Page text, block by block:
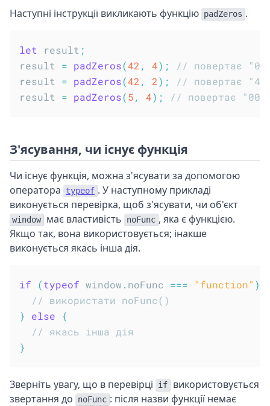
Наступні інструкції викликають функцію padZeros .
let result ;
result = padZeros(42 , 4) ;
// повертає
result = padZeros(42 , 2) ;
// повертає
result = padZeros(5, 4) ; // повертає
З'ясування, чи існує функція
Чи існує функція, можна з'ясувати за допомогою
оператора
typeof . У наступному прикладі
виконується перевірка, щоб з'ясувати, чи об'єкт
window має властивість noFunc , яка є функцією.
Якщо так, вона використовується; інакше
виконується якась інша дія.
if (typeof window . noFunc === "function" )
// використати noFunc()
}
else
{
// якась інша дія
}
Зверніть увагу, що в перевірці if
використовується
звертання до
noFunc : після назви функції немає